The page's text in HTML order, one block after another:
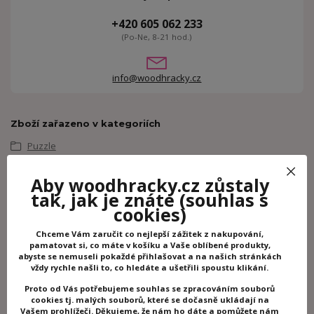
+420 605 062 233
(Po-Ne, 8-21 hod.)
info@woodhracky.cz
Zboží zařazeno v kategoriích
Puzzle
Puzzle Janod
Janod
Související zboží 6
Aby woodhracky.cz zůstaly
tak, jak je znáte(souhlas s
cookies)
Chceme Vám zaručit co nejlepší zážitek z nakupování,
pamatovat si, co máte v košíku a Vaše oblíbené produkty,
abyste se nemuseli pokaždé přihlašovat a na našich stránkách
vždy rychle našli to, co hledáte a ušetřili spoustu klikání.
Proto od Vás potřebujeme souhlas se zpracováním souborů
cookies tj. malých souborů, které se dočasně ukládají na
Vašem prohlížeči. Děkujeme, že nám ho dáte a pomůžete nám